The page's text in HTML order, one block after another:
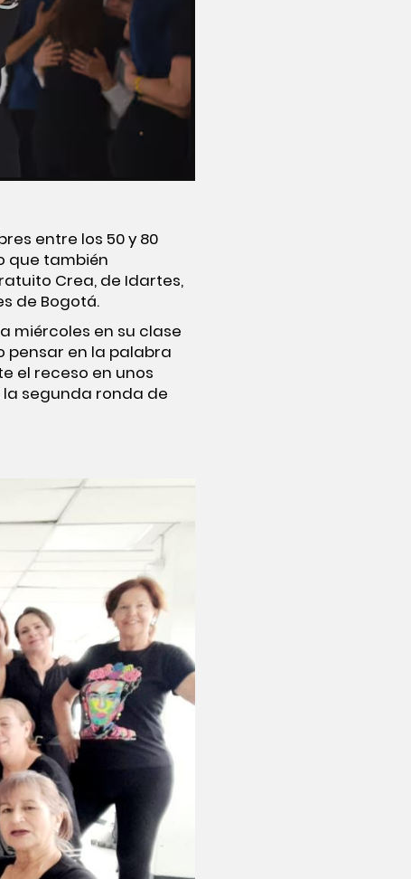
entre los 50 y 80
que también
Crea, de Idartes,
de Bogotá.
miércoles en su clase
pensar en la palabra
el receso en unos
segunda ronda de